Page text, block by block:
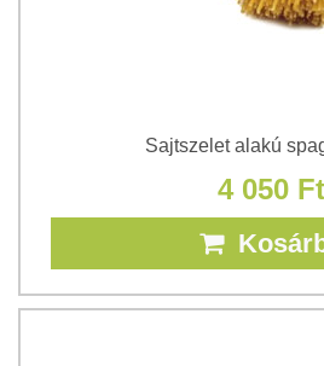
Sajtszelet alakú
4 050 Ft